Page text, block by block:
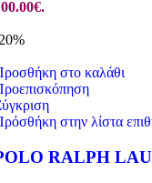
στο καλάθι
στην λίστα
RALPH